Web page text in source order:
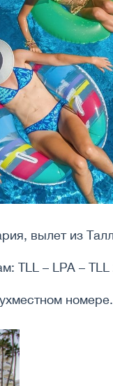
вылет из
TLL – LPA –
номере.